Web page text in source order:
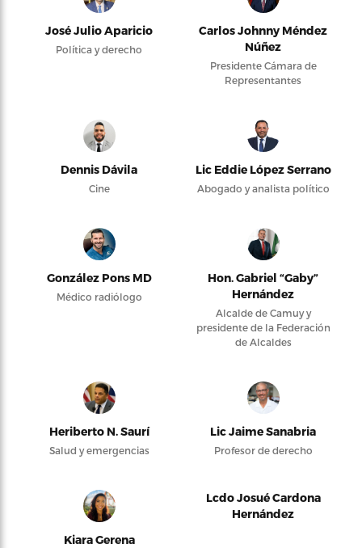
José Julio Aparicio
Política y derecho
Carlos Johnny Méndez
Núñez
Presidente Cámara de
Representantes
Dennis Dávila
Cine
Lic Eddie López Serrano
Abogado y analista político
González Pons MD
Médico radiólogo
Hon. Gabriel “Gaby”
Hernández
Alcalde de Camuy y
presidente de la Federación
de Alcaldes
Heriberto N. Saurí
Salud y emergencias
Lic Jaime Sanabria
Profesor de derecho
Kiara Gerena
Lcdo Josué Cardona
Hernández